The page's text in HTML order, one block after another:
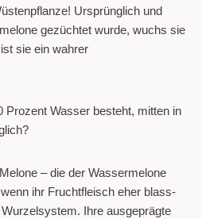
Ursprünglich und
gezüchtet wurde, wuchs sie
sie ein wahrer
Prozent Wasser besteht, mitten in
– die der Wassermelone
ihr Fruchtfleisch eher blass-
Ihre ausgeprägte